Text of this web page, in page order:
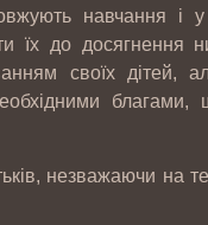
навчання і
їх до досягнення
своїх
незважаючи на